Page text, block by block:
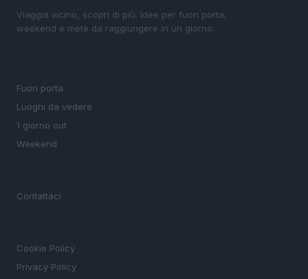
Viaggia vicino, scopri di più. Idee per fuori porta,
weekend e mete da raggiungere in un giorno.
Fuori porta
Luoghi da vedere
1 giorno out
Weekend
Contattaci
Cookie Policy
Privacy Policy